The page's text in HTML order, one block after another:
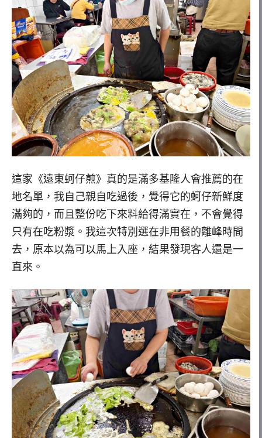
這家《遠東蚵仔煎》真的是滿多基隆人會推薦的在
地名單，我自己親自吃過後，覺得它的蚵仔新鮮度
滿夠的，而且整份吃下來料給得滿實在，不會覺得
只有在吃粉漿。我這次特別選在非用餐的離峰時間
去，原本以為可以馬上入座，結果發現客人還是一
直來。